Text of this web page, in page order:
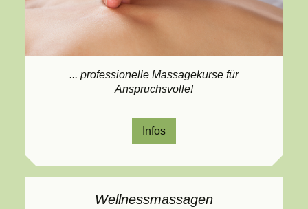
... professionelle Massagekurse für
Anspruchsvolle!
Infos
Wellnessmassagen